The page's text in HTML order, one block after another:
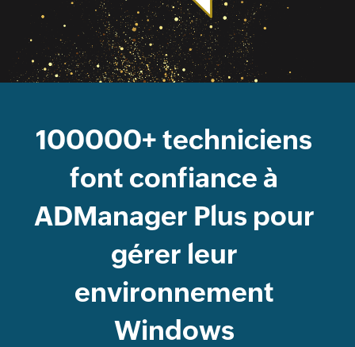
100000+ techniciens
font confiance à
ADManager Plus pour
gérer leur
environnement
Windows